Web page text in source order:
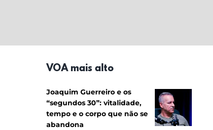
VOA mais alto
Joaquim Guerreiro e os
“segundos 30”: vitalidade,
tempo e o corpo que não se
abandona